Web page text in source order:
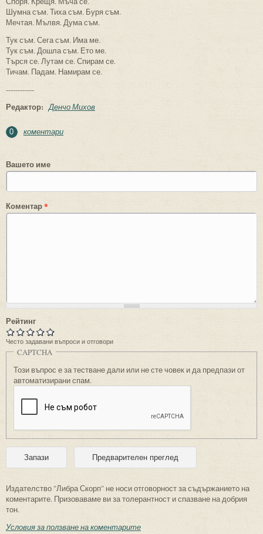
Шумна съм. Тиха съм. Буря съм.
Мечтая. Мълвя. Дума съм.
Тук съм. Сега съм. Има ме.
Тук съм. Дошла съм. Ето ме.
Търся се. Лутам се. Спирам се.
Тичам. Падам. Намирам се.
------------
Редактор: Денчо Михов
0 коментари
Вашето име
Коментар*
Рейтинг
Често задавани въпроси и отговори
CAPTCHA
Този въпрос е за тестване дали или не сте човек и да предпази от
автоматизирани спам.
Издателство "Либра Скорп" не носи отговорност за съдържанието на
коментарите. Призоваваме ви за толерантност и спазване на добрия
тон.
Условия за ползване на коментарите